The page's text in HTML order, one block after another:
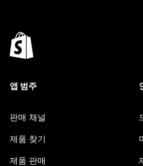
앱 범주
판매 채널
제품 찾기
제품 판매